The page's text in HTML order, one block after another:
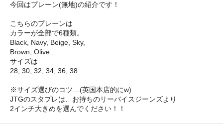
今回はプレーン(無地)の紹介です！
こちらのプレーンは
カラーが全部で6種類。
Black, Navy, Beige, Sky,
Brown, Olive...
サイズは
28, 30, 32, 34, 36, 38
※サイズ選びのコツ…(英国本店的にw)
JTGのスタプレは、お持ちのリーバイスジーンズより
2インチ大きめを選んでください！！